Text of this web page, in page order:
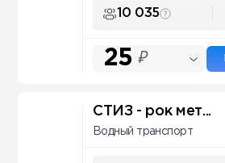
10 035
25 ₽
СТИЗ - рок мет...
Водный транспорт